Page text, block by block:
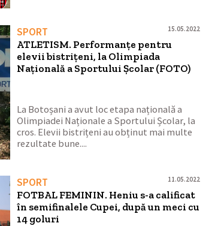
SPORT 15.05.2022
ATLETISM. Performanțe pentru
elevii bistrițeni, la Olimpiada
Națională a Sportului Școlar (FOTO)
La Botoșani a avut loc etapa națională a
Olimpiadei Naționale a Sportului Școlar, la
cros. Elevii bistrițeni au obținut mai multe
rezultate bune....
SPORT 11.05.2022
FOTBAL FEMININ. Heniu s-a calificat
în semifinalele Cupei, după un meci cu
14 goluri